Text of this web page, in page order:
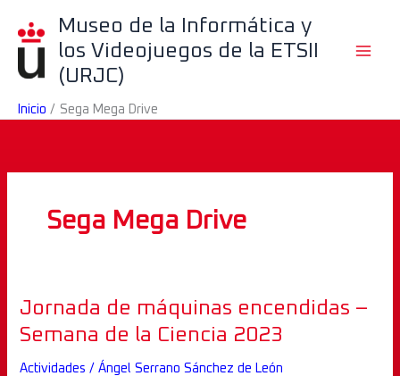
contenido
Museo de la Informática y
los Videojuegos de la ETSII
(URJC)
Inicio Sega Mega Drive
Sega Mega Drive
Jornada de máquinas encendidas –
Semana de la Ciencia 2023
Actividades /Ángel Serrano Sánchez de León
Jornada
de
encendidas
u
a